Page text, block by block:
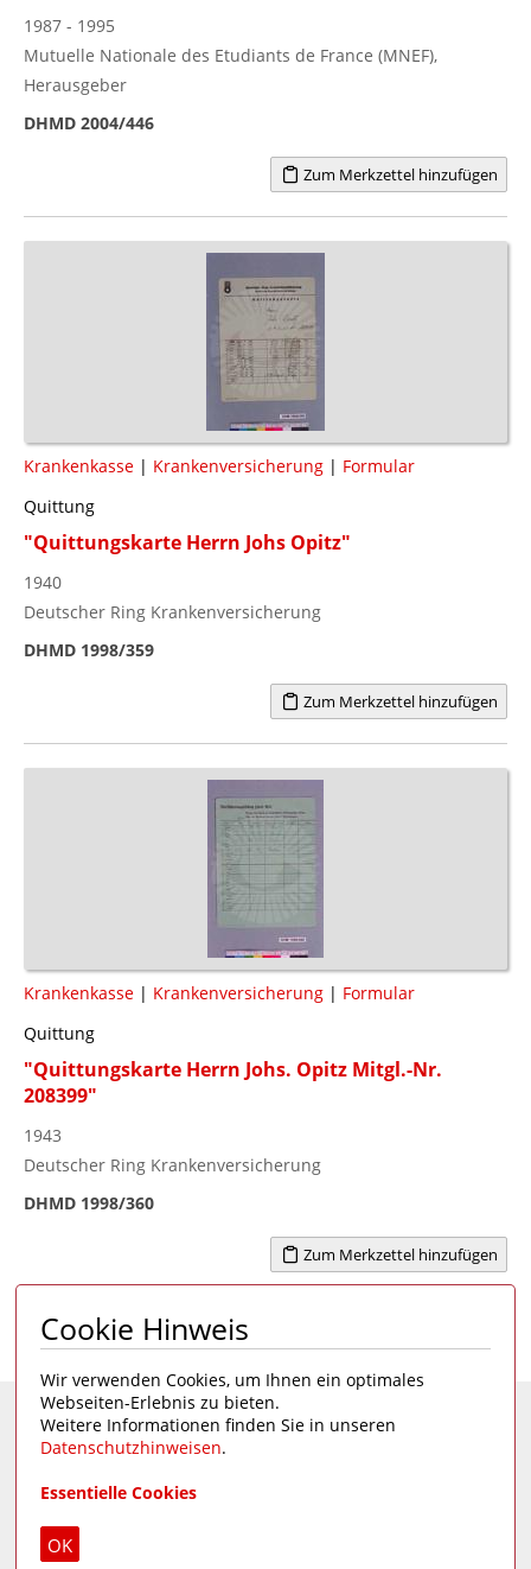
1987 - 1995
Mutuelle Nationale des Etudiants de France (MNEF),
Herausgeber
DHMD 2004/446
Zum Merkzettel hinzufügen
Krankenkasse | Krankenversicherung | Formular
Quittung
"Quittungskarte Herrn Johs Opitz"
1940
Deutscher Ring Krankenversicherung
DHMD 1998/359
Zum Merkzettel hinzufügen
Krankenkasse | Krankenversicherung | Formular
Quittung
"Quittungskarte Herrn Johs. Opitz Mitgl.-Nr.
208399"
1943
Deutscher Ring Krankenversicherung
DHMD 1998/360
Zum Merkzettel hinzufügen
Seite 1 von 2 1 >
Eine Seite desDeutschen Hygiene-Museums
Cookie Hinweis
Wir verwenden Cookies, um Ihnen ein optimales
Webseiten-Erlebnis zu bieten.
Weitere Informationen finden Sie in unseren
Datenschutzhinweisen.
Essentielle Cookies
OK